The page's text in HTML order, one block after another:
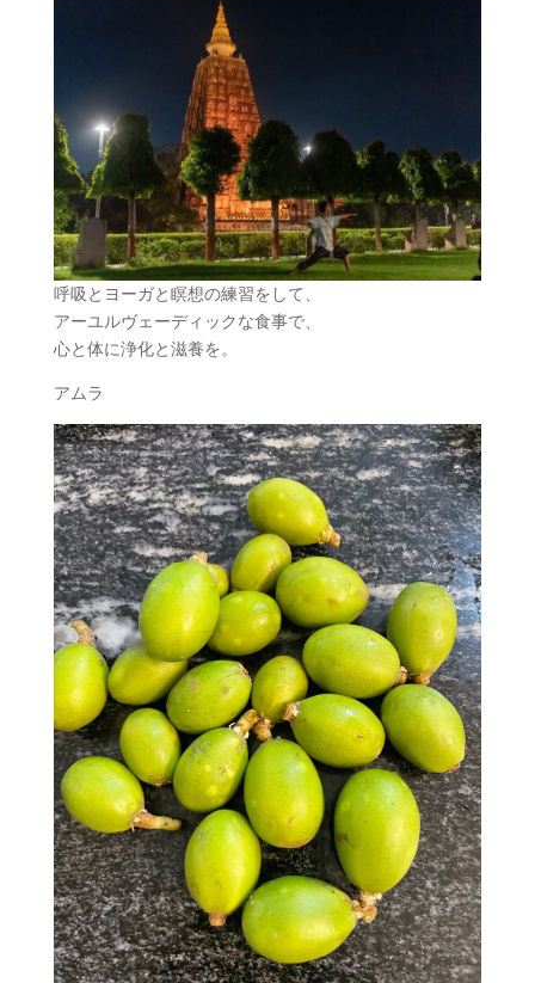
呼吸とヨーガと瞑想の練習をして、
アーユルヴェーディックな食事で、
心と体に浄化と滋養を。
アムラ